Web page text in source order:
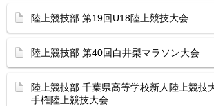
陸上競技部 第19回U18陸上競技大会
陸上競技部 第40回白井梨マラソン大会
陸上競技部 千葉県高等学校新人陸上競技
手権陸上競技大会